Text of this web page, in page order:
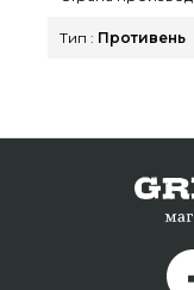
Гриль Поинт.
номер (098)
Тип : Противень